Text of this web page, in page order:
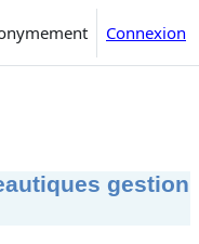
Connexion
gestion